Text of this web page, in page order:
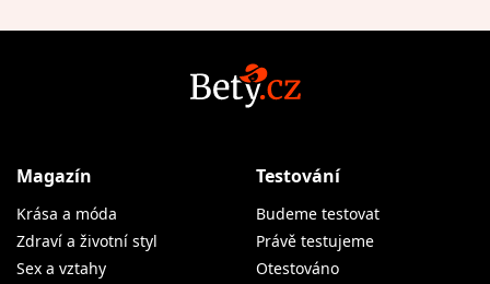
Magazín
Krása a móda
Zdraví a životní styl
Sex a vztahy
Testování
Budeme testovat
Právě testujeme
Otestováno